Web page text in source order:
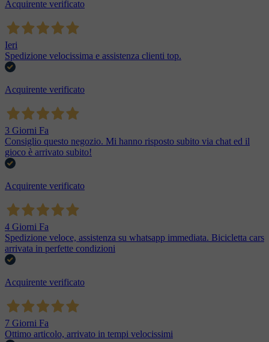
Acquirente verificato
Ieri
Spedizione velocissima e assistenza clienti top.
Acquirente verificato
3 Giorni Fa
Consiglio questo negozio. Mi hanno risposto subito via chat ed il
gioco è arrivato subito!
Acquirente verificato
4 Giorni Fa
Spedizione veloce, assistenza su whatsapp immediata. Bicicletta cars
arrivata in perfette condizioni
Acquirente verificato
7 Giorni Fa
Ottimo articolo, arrivato in tempi velocissimi